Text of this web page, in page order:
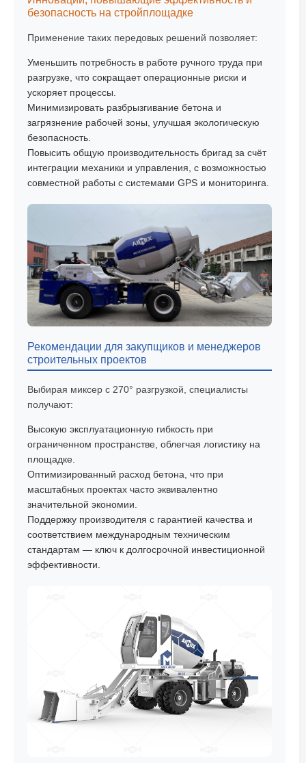
безопасность на стройплощадке
Применение таких передовых решений позволяет:
Уменьшить потребность в работе ручного труда при
разгрузке, что сокращает операционные риски и
ускоряет процессы.
Минимизировать разбрызгивание бетона и
загрязнение рабочей зоны, улучшая экологическую
безопасность.
Повысить общую производительность бригад за счёт
интеграции механики и управления, с возможностью
совместной работы с системами GPS и мониторинга.
Рекомендации для закупщиков и менеджеров
строительных проектов
Выбирая миксер с 270° разгрузкой, специалисты
получают:
Высокую эксплуатационную гибкость при
ограниченном пространстве, облегчая логистику на
площадке.
Оптимизированный расход бетона, что при
масштабных проектах часто эквивалентно
значительной экономии.
Поддержку производителя с гарантией качества и
соответствием международным техническим
стандартам — ключ к долгосрочной инвестиционной
эффективности.